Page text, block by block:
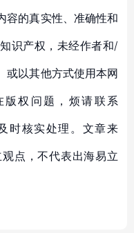
容的真实性、准确性和
识产权，未经作者和/
或以其他方式使用本网
权问题，烦请联系
时核实处理。文章来
点，不代表出海易立